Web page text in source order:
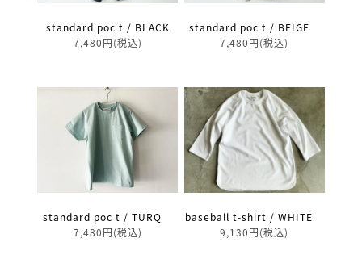
standard poc t / BLACK
7,480円(税込)
standard poc t / BEIGE
7,480円(税込)
standard poc t / TURQ
7,480円(税込)
baseball t-shirt / WHITE
9,130円(税込)